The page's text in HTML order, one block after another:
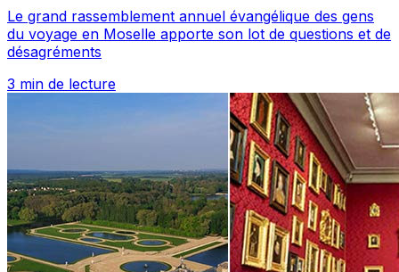
Le grand rassemblement annuel évangélique des gens
du voyage en Moselle apporte son lot de questions et de
désagréments
3 min de lecture